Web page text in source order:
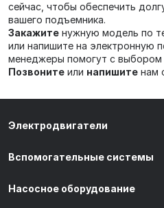
сейчас, чтобы обеспечить
вашего подъемника.
Закажите нужную модель по
или напишите на электронную
менеджеры помогут с выбором
Позвоните или напишите нам
Электродвигатели
Вспомогательные системы
Насосное оборудование